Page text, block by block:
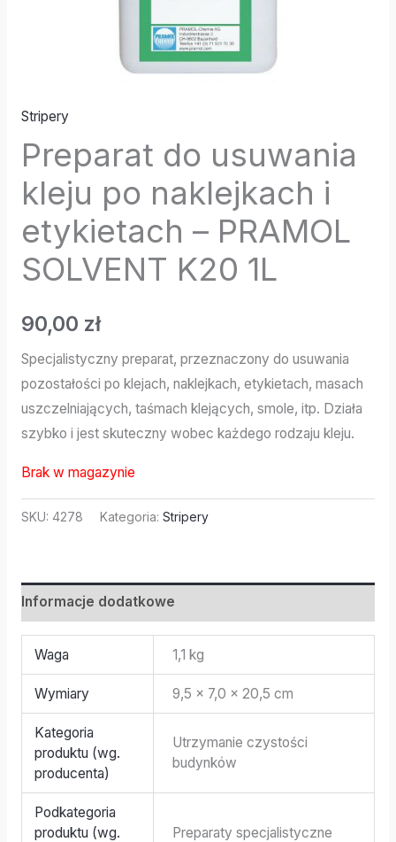
Stripery
Preparat do usuwania
kleju po naklejkach i
etykietach – PRAMOL
SOLVENT K20 1L
90,00 zł
Specjalistyczny preparat, przeznaczony do usuwania
pozostałości po klejach, naklejkach, etykietach, masach
uszczelniających, taśmach klejących, smole, itp. Działa
szybko i jest skuteczny wobec każdego rodzaju kleju.
Brak w magazynie
SKU: 4278 Kategoria: Stripery
Informacje dodatkowe
Waga 1,1 kg
Wymiary 9,5 × 7,0 × 20,5 cm
Kategoria
produktu (wg.
producenta)
Utrzymanie czystości
budynków
Podkategoria
produktu (wg.
Preparaty specjalistyczne